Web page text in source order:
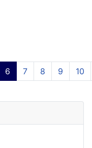
6 7 8 9 10